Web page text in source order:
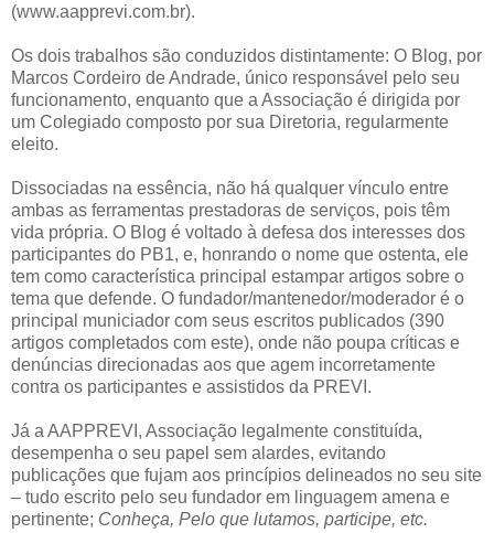
(www.aapprevi.com.br).
Os dois trabalhos são conduzidos distintamente: O Blog, por
Marcos Cordeiro de Andrade, único responsável pelo seu
funcionamento, enquanto que a Associação é dirigida por
um Colegiado composto por sua Diretoria, regularmente
eleito.
Dissociadas na essência, não há qualquer vínculo entre
ambas as ferramentas prestadoras de serviços, pois têm
vida própria. O Blog é voltado à defesa dos interesses dos
participantes do PB1, e, honrando o nome que ostenta, ele
tem como característica principal estampar artigos sobre o
tema que defende. O fundador/mantenedor/moderador é o
principal municiador com seus escritos publicados (390
artigos completados com este), onde não poupa críticas e
denúncias direcionadas aos que agem incorretamente
contra os participantes e assistidos da PREVI.
Já a AAPPREVI, Associação legalmente constituída,
desempenha o seu papel sem alardes, evitando
publicações que fujam aos princípios delineados no seu site
– tudo escrito pelo seu fundador em linguagem amena e
pertinente; Conheça, Pelo que lutamos, participe, etc.